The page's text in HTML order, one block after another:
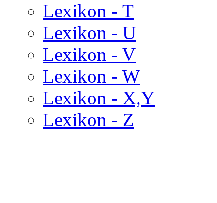
Lexikon - T
Lexikon - U
Lexikon - V
Lexikon - W
Lexikon - X,Y
Lexikon - Z